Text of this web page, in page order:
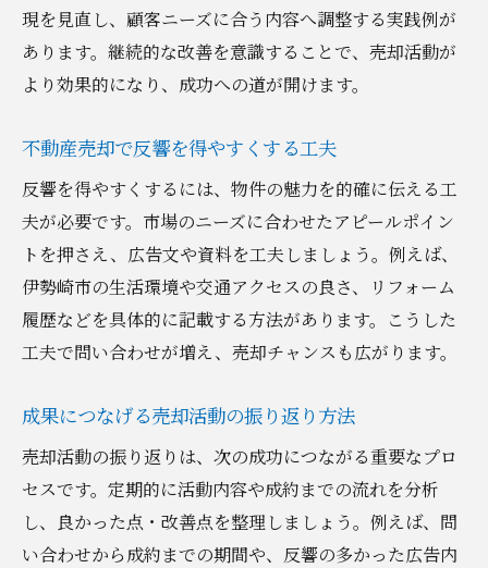
現を見直し、顧客ニーズに合う内容へ調整する実践例が
あります。継続的な改善を意識することで、売却活動が
より効果的になり、成功への道が開けます。
不動産売却で反響を得やすくする工夫
反響を得やすくするには、物件の魅力を的確に伝える工
夫が必要です。市場のニーズに合わせたアピールポイン
トを押さえ、広告文や資料を工夫しましょう。例えば、
伊勢崎市の生活環境や交通アクセスの良さ、リフォーム
履歴などを具体的に記載する方法があります。こうした
工夫で問い合わせが増え、売却チャンスも広がります。
成果につなげる売却活動の振り返り方法
売却活動の振り返りは、次の成功につながる重要なプロ
セスです。定期的に活動内容や成約までの流れを分析
し、良かった点・改善点を整理しましょう。例えば、問
い合わせから成約までの期間や、反響の多かった広告内